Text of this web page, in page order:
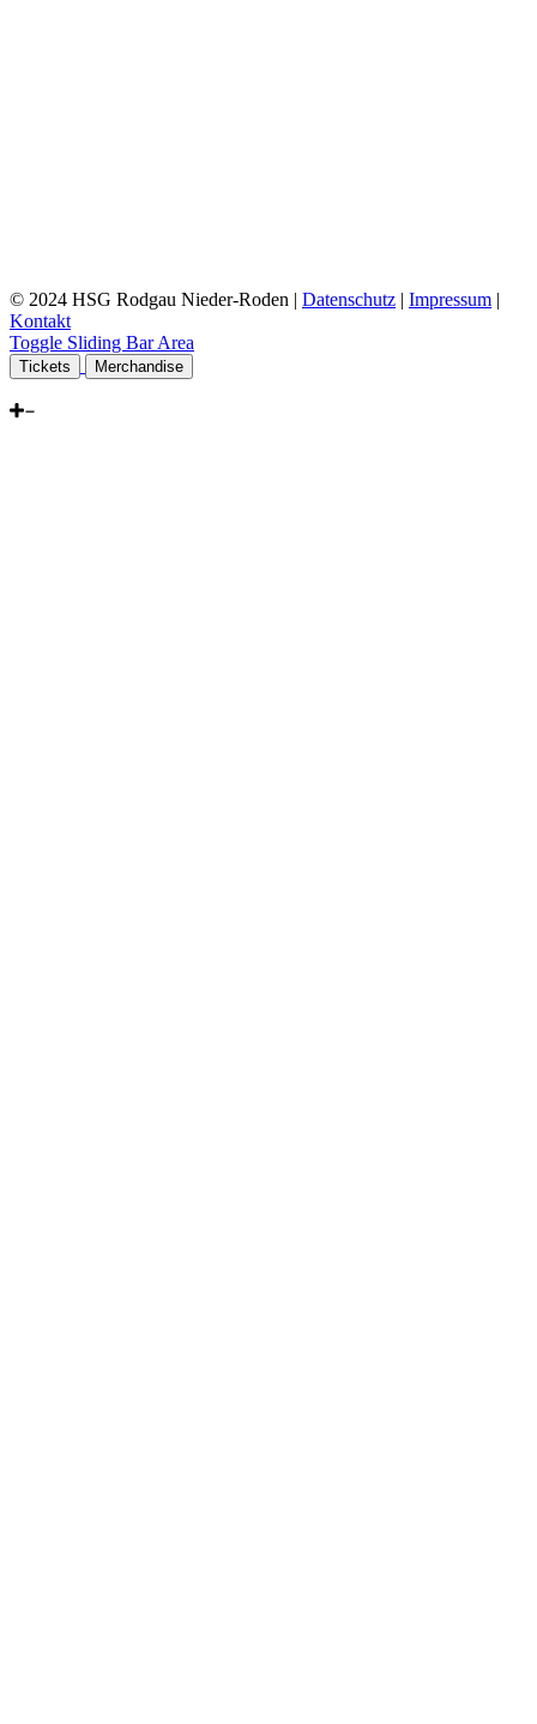
© 2024 HSG Rodgau Nieder-Roden | Datenschutz | Impressum |
Kontakt
Toggle Sliding Bar Area
Tickets Merchandise